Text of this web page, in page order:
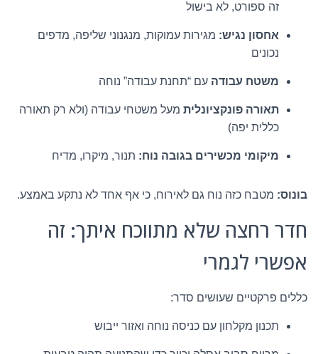
זה ספורט, לא בישול
אחסון נגיש: מגירות עמוקות, מנגנוני שליפה, מדפים
נכונים
משטח עבודה עם “תחנת עבודה” נוחה
תאורה פונקציונלית מעל משטחי עבודה (ולא רק תאורה
כללית יפה)
מיקומי מכשירים בגובה נוח: תנור, מיקרו, מדיח
בונוס: מטבח כזה נוח גם לאירוח, כי אף אחד לא נתקע באמצע.
חדר רחצה שלא מתווכח איתך: זה
אפשרי לגמרי
כללים פרקטיים שעושים סדר:
תכנון מקלחון עם כניסה נוחה ואזור ייבוש